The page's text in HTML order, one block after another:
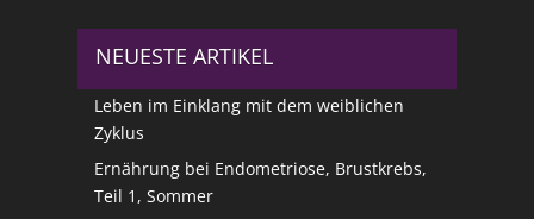
NEUESTE ARTIKEL
Leben im Einklang mit dem weiblichen
Zyklus
Ernährung bei Endometriose, Brustkrebs,
Teil 1, Sommer